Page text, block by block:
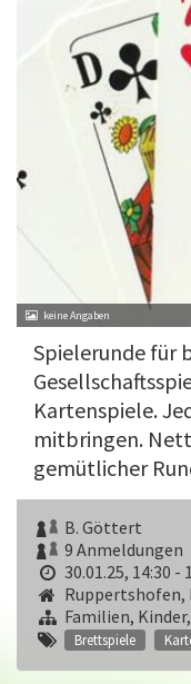
Spielerunde für
Kartenspiele.
mitbringen.
gemütlicher
B. Göttert
9 Anmeldungen
30.01.25, 14:30 -
Ruppertshofen,
Familien,
Brettspiele